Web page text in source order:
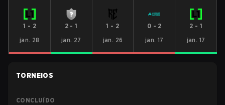
1 - 2
jan. 28
2 -1
jan. 27
1 - 2
jan. 26
0 - 2
jan. 17
2 - 1
jan. 17
TORNEIOS
CONCLUÍDO